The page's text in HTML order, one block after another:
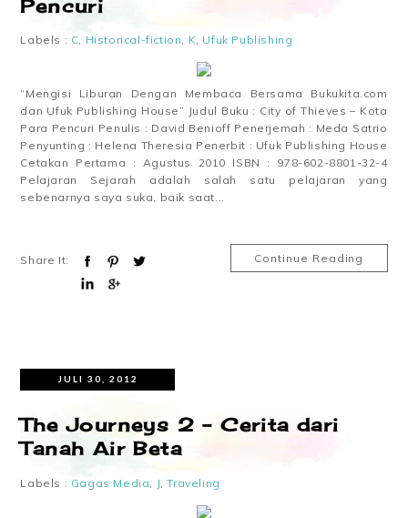
Pencuri
Labels : C, Historical-fiction, K, Ufuk Publishing
“Mengisi Liburan Dengan Membaca Bersama Bukukita.com
dan Ufuk Publishing House” Judul Buku : City of Thieves – Kota
Para Pencuri Penulis : David Benioff Penerjemah : Meda Satrio
Penyunting : Helena Theresia Penerbit : Ufuk Publishing House
Cetakan Pertama : Agustus 2010 ISBN : 978-602-8801-32-4
Pelajaran Sejarah adalah salah satu pelajaran yang
sebenarnya saya suka, baik saat...
Share It: Continue Reading
JULI 30, 2012
The Journeys 2 – Cerita dari
Tanah Air Beta
Labels : Gagas Media J ,Traveling